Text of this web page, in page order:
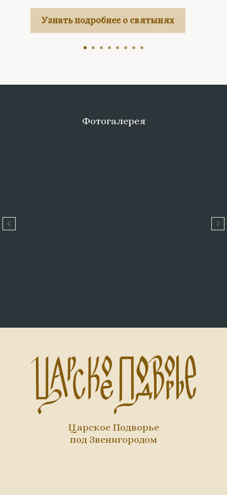
Узнать подробнее о святынях
Фотогалерея
Царское Подворье
под Звенигородом